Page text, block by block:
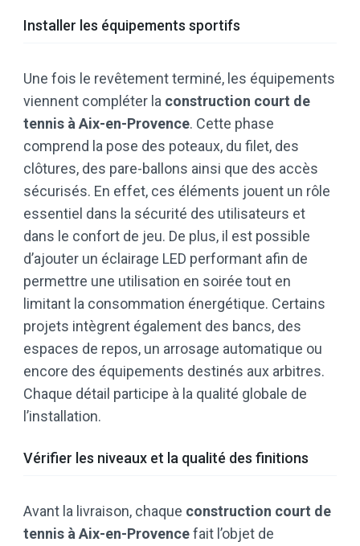
Installer les équipements sportifs
Une fois le revêtement terminé, les équipements
viennent compléter la construction court de
tennis à Aix-en-Provence. Cette phase
comprend la pose des poteaux, du filet, des
clôtures, des pare-ballons ainsi que des accès
sécurisés. En effet, ces éléments jouent un rôle
essentiel dans la sécurité des utilisateurs et
dans le confort de jeu. De plus, il est possible
d’ajouter un éclairage LED performant afin de
permettre une utilisation en soirée tout en
limitant la consommation énergétique. Certains
projets intègrent également des bancs, des
espaces de repos, un arrosage automatique ou
encore des équipements destinés aux arbitres.
Chaque détail participe à la qualité globale de
l’installation.
Vérifier les niveaux et la qualité des finitions
Avant la livraison, chaque construction court de
tennis à Aix-en-Provencefait l’objet de